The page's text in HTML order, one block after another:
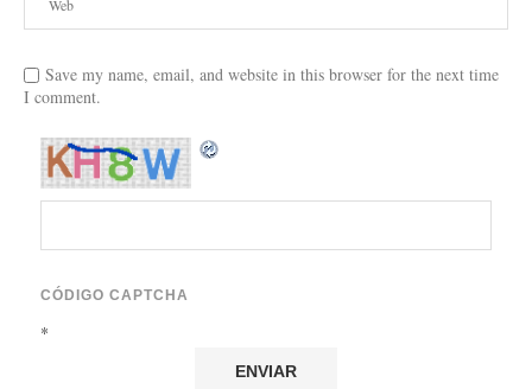
Save my name, email, and website in this browser for the next time
I comment.
CÓDIGO CAPTCHA
*